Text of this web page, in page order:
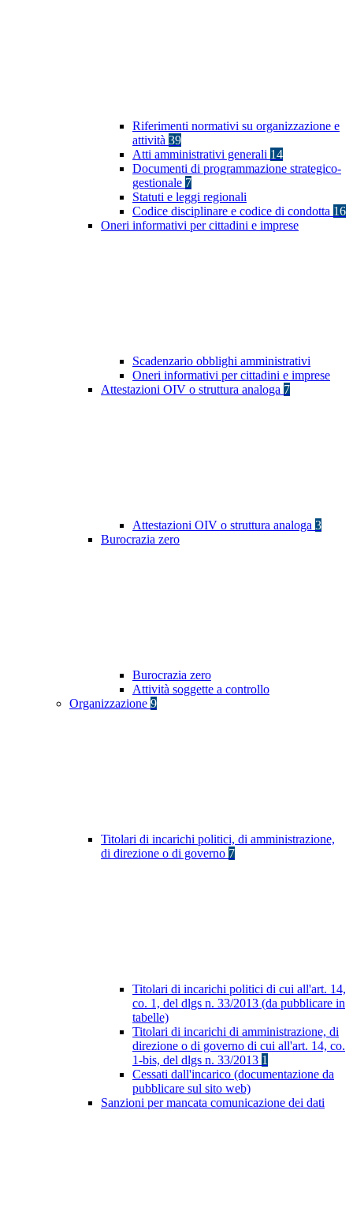
Riferimenti normativi su organizzazione e
attività 39
Atti amministrativi generali 14
Documenti di programmazione strategico-
gestionale 7
Statuti e leggi regionali
Codice disciplinare e codice di condotta 16
Oneri informativi per cittadini e imprese
Scadenzario obblighi amministrativi
Oneri informativi per cittadini e imprese
Attestazioni OIV o struttura analoga 7
Attestazioni OIV o struttura analoga 3
Burocrazia zero
Burocrazia zero
Attività soggette a controllo
Organizzazione 9
Titolari di incarichi politici, di amministrazione,
di direzione o di governo 7
Titolari di incarichi politici di cui all'art. 14,
co. 1, del dlgs n. 33/2013 (da pubblicare in
tabelle)
Titolari di incarichi di amministrazione, di
direzione o di governo di cui all'art. 14, co.
1-bis, del dlgs n. 33/2013 1
Cessati dall'incarico (documentazione da
pubblicare sul sito web)
Sanzioni per mancata comunicazione dei dati